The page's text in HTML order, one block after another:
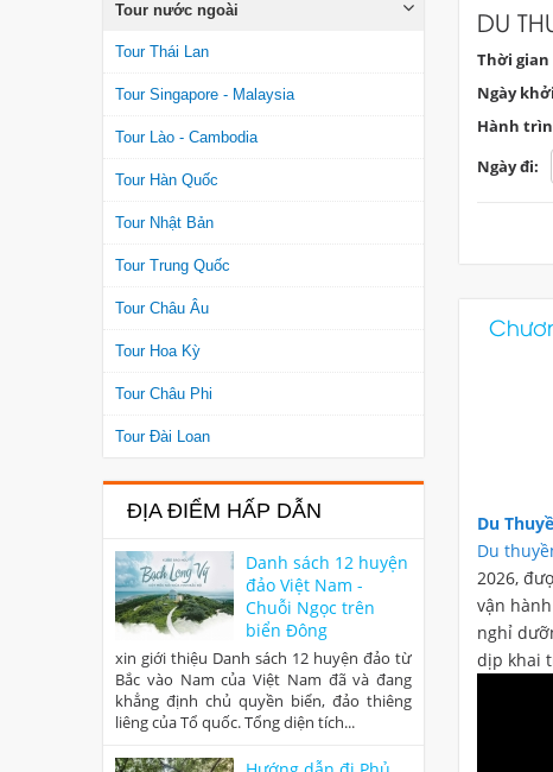
Tour nước ngoài
Tour Thái Lan
Tour Singapore - Malaysia
Tour Lào - Cambodia
Tour Hàn Quốc
Tour Nhật Bản
Tour Trung Quốc
Tour Châu Âu
Tour Hoa Kỳ
Tour Châu Phi
Tour Đài Loan
ĐỊA ĐIỂM HẤP DẪN
Danh sách 12 huyện
đảo Việt Nam -
Chuỗi Ngọc trên
biển Đông
xin giới thiệu Danh sách 12 huyện đảo từ
Bắc vào Nam của Việt Nam đã và đang
khẳng định chủ quyền biển, đảo thiêng
liêng của Tổ quốc. Tổng diện tích...
DU
Thời gian
Ngày
Hành
Ngày đi:
Du
Du
2026,
vận
nghỉ
dịp khai